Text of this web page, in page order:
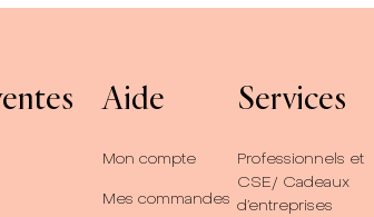
Aide
Mon compte
Mes commandes
Services
Professionnels et
CSE/ Cadeaux
d’entreprises